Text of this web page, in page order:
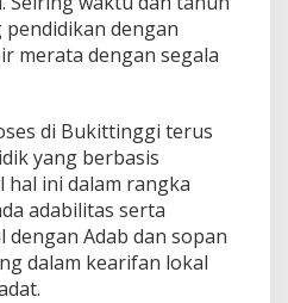
dengan
merata dengan segala
di Bukittinggi terus
yang berbasis
hal ini dalam rangka
adabilitas serta
Adab dan sopan
dalam kearifan lokal